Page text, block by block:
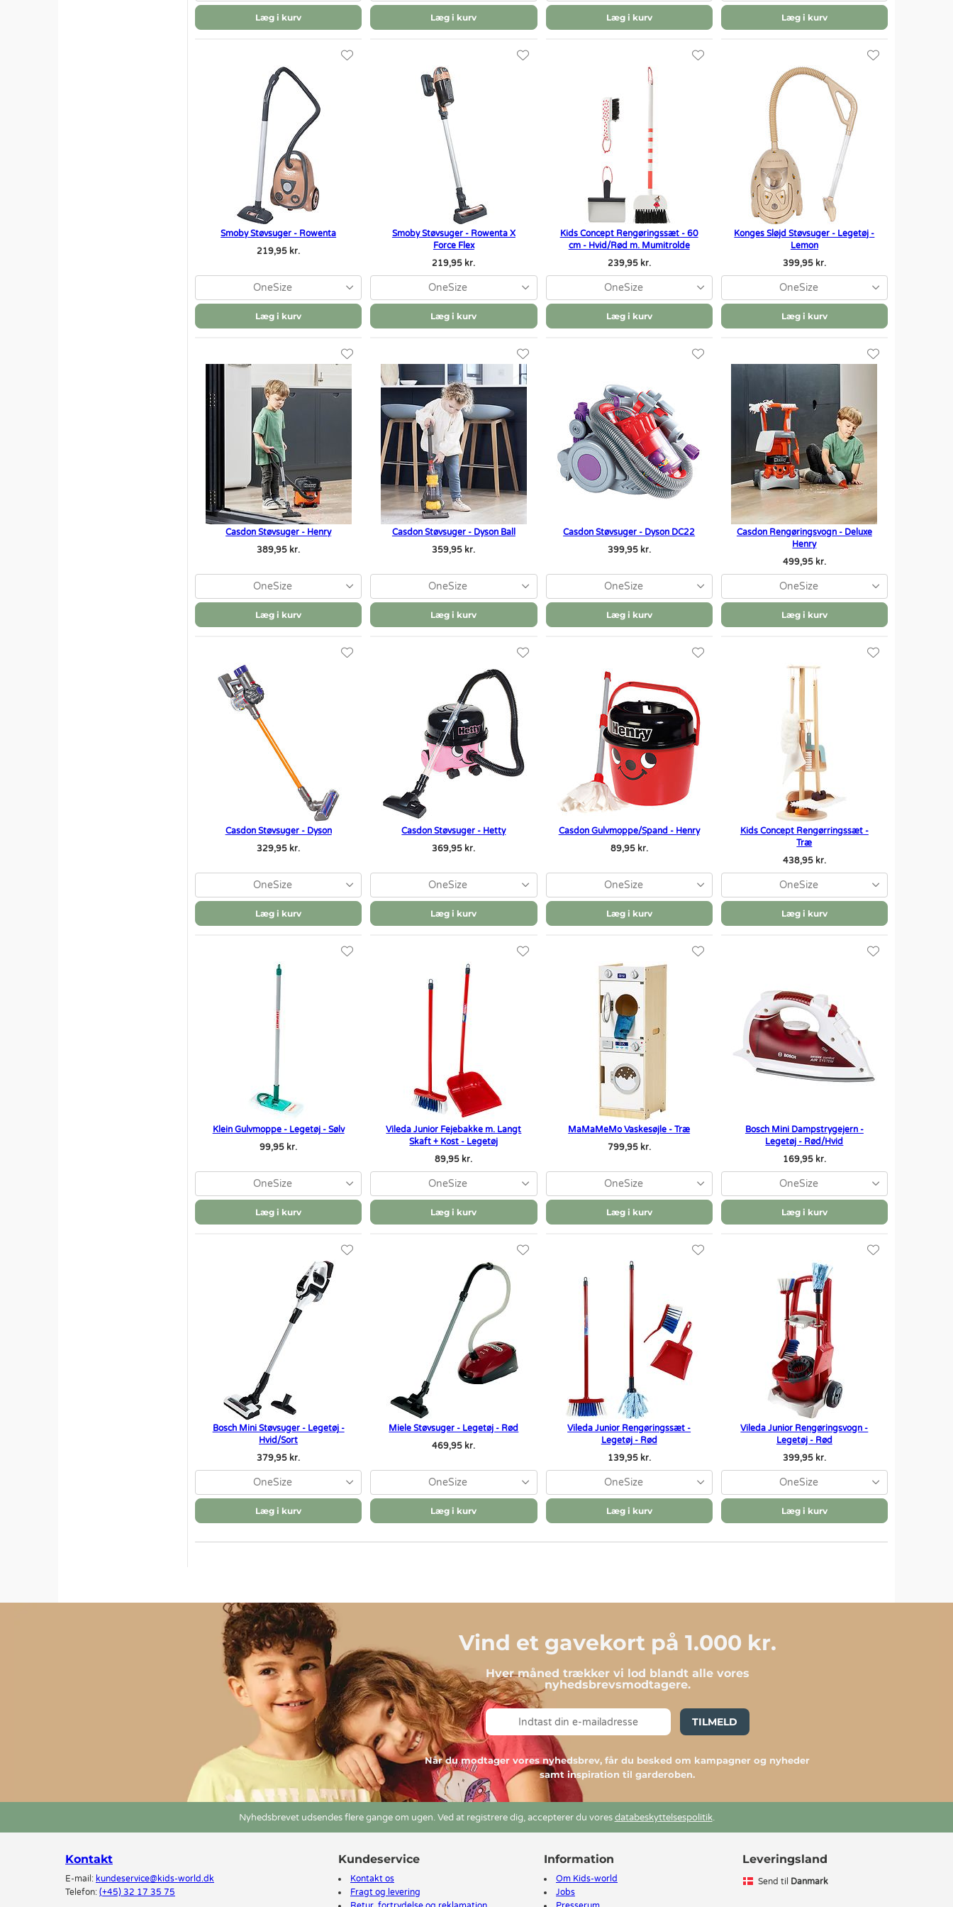
Læg i kurv Læg i kurv Læg i kurv Læg i kurv
Smoby Støvsuger - Rowenta
219,95 kr.
OneSize
Læg i kurv
Smoby Støvsuger - Rowenta X
Force Flex
219,95 kr.
OneSize
Læg i kurv
Kids Concept Rengøringssæt - 60
cm - Hvid/Rød m. Mumitrolde
239,95 kr.
OneSize
Læg i kurv
Konges Sløjd Støvsuger - Legetøj -
Lemon
399,95 kr.
OneSize
Læg i kurv
Casdon Støvsuger - Henry
389,95 kr.
OneSize
Læg i kurv
Casdon Støvsuger - Dyson Ball
359,95 kr.
OneSize
Læg i kurv
Casdon Støvsuger - Dyson DC22
399,95 kr.
OneSize
Læg i kurv
Casdon Rengøringsvogn - Deluxe
Henry
499,95 kr.
OneSize
Læg i kurv
Casdon Støvsuger - Dyson
329,95 kr.
OneSize
Læg i kurv
Casdon Støvsuger - Hetty
369,95 kr.
OneSize
Læg i kurv
Casdon Gulvmoppe/Spand - Henry
89,95 kr.
OneSize
Læg i kurv
Kids Concept Rengørringssæt -
Træ
438,95 kr.
OneSize
Læg i kurv
Klein Gulvmoppe - Legetøj - Sølv
99,95 kr.
OneSize
Læg i kurv
Vileda Junior Fejebakke m. Langt
Skaft + Kost - Legetøj
89,95 kr.
OneSize
Læg i kurv
MaMaMeMo Vaskesøjle - Træ
799,95 kr.
OneSize
Læg i kurv
Bosch Mini Dampstrygejern -
Legetøj - Rød/Hvid
169,95 kr.
OneSize
Læg i kurv
Bosch Mini Støvsuger - Legetøj -
Hvid/Sort
379,95 kr.
OneSize
Læg i kurv
Miele Støvsuger - Legetøj - Rød
469,95 kr.
OneSize
Læg i kurv
Vileda Junior Rengøringssæt -
Legetøj - Rød
139,95 kr.
OneSize
Læg i kurv
Vileda Junior Rengøringsvogn -
Legetøj - Rød
399,95 kr.
OneSize
Læg i kurv
Vind et gavekort på 1.000 kr.
Hver måned trækker vi lod blandt alle vores
nyhedsbrevsmodtagere.
TILMELD
Når du modtager vores nyhedsbrev, får du besked om kampagner og nyheder
samt inspiration til garderoben.
Nyhedsbrevet udsendes flere gange om ugen. Ved at registrere dig, accepterer du voresdatabeskyttelsespolitik.
Kontakt
E-mail: kundeservice@kids-world.dk
Telefon: (+45) 32 17 35 75
Kundeservice
Kontakt os
Fragt og levering
Information
Om Kids-world
Jobs
Leveringsland
Send til Danmark